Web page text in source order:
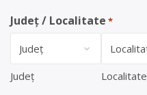
Județ / Localitate *
Județ Localitate